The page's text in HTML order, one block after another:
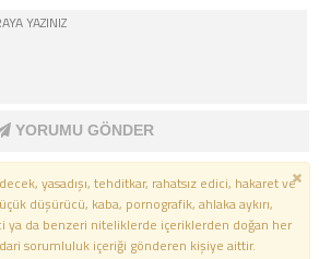
YORUMU GÖNDER
yasadışı, tehditkar, rahatsız edici, hakaret ve
düşürücü, kaba, pornografik, ahlaka aykırı,
ya da benzeri niteliklerde içeriklerden doğan her
sorumluluk içeriği gönderen kişiye aittir.